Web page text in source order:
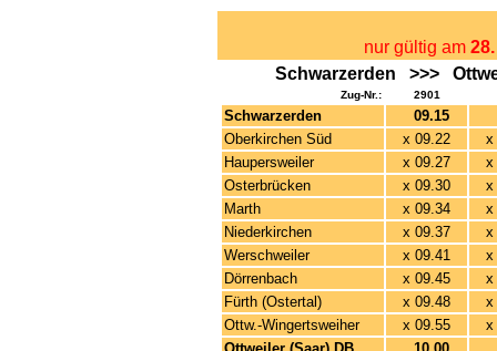
nur gültig am28.
Schwarzerden >>>
Zug-Nr.: 2901
Schwarzerden 09.15
Oberkirchen Süd
x 09.22
x
Haupersweiler
x 09.27
x
Osterbrücken
x 09.30
x
Marth
x 09.34
x
Niederkirchen
x 09.37
x
Werschweiler
x 09.41
x
Dörrenbach
x 09.45
x
Fürth (Ostertal)
x 09.48
x
Ottw.-Wingertsweiher
x 09.55
x